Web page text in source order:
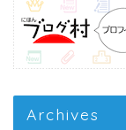
Archives